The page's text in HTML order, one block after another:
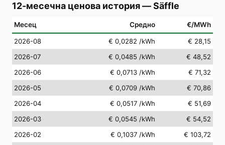
12-месечна ценова история—Säffle
Месец Средно €/MWh
2026-08 € 0,0282 /kWh
€ 28,15
2026-07
€ 0,0485 /kWh
€ 48,52
2026-06
€ 0,0713 /kWh
€ 71,32
2026-05
€ 0,0709 /kWh
€ 70,86
2026-04
€ 0,0517 /kWh
€ 51,69
2026-03
€ 0,0545 /kWh
€ 54,52
2026-02
€ 0,1037 /kWh
€ 103,72